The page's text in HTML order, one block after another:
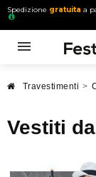
Spedizione gratuita a
Travestimenti >
Vestiti